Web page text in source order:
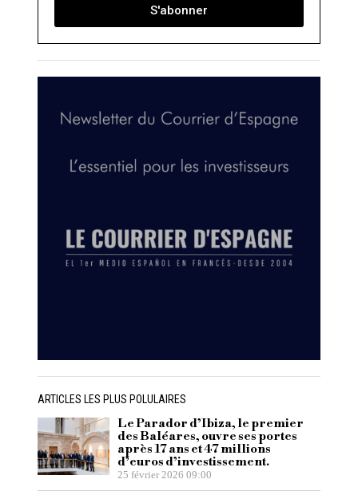
S'abonner
ARTICLES LES PLUS POLULAIRES
Le Parador d’Ibiza, le premier
des Baléares, ouvre ses portes
après 17 ans et 47 millions
d’euros d’investissement.
25 février 2026 09:00